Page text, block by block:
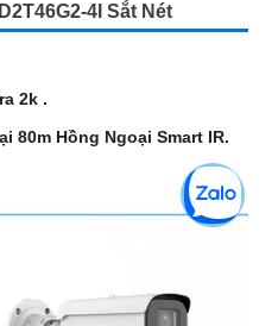
4I Sắt Nét
2k .
80m Hồng Ngoại Smart IR.